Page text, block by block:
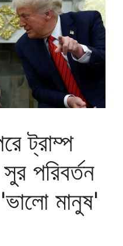
ট্রাম্প
পরিবর্তন
মানুষ'